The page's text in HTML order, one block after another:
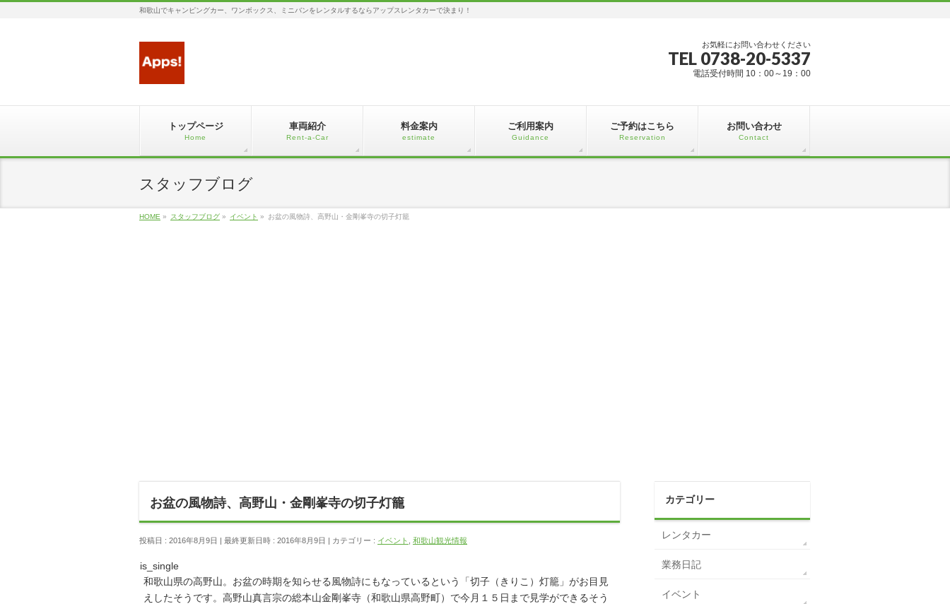
和歌山でキャンピングカー、ワンボックス、ミニバンをレンタルするならアップスレンタカーで決まり！
お気軽にお問い合わせください
TEL 0738-20-5337
電話受付時間 10：00～19：00
トップページ
Home
車両紹介
Rent-a-Car
料金案内
estimate
ご利用案内
Guidance
ご予約はこちら
Reservation
お問い合わせ
Contact
スタッフブログ
HOME » スタッフブログ » イベント » お盆の風物詩、高野山・金剛峯寺の切子灯籠
お盆の風物詩、高野山・金剛峯寺の切子灯籠
投稿日 : 2016年8月9日 最終更新日時 : 2016年8月9日 カテゴリー : イベント 和歌山観光情報
is_single
和歌山県の高野山。お盆の時期を知らせる風物詩にもなっているという「切子（きりこ）灯籠」がお目見
えしたそうです。高野山真言宗の総本山金剛峯寺（和歌山県高野町）で今月１５日まで見学ができるそう
カテゴリー
レンタカー
業務日記
イベント